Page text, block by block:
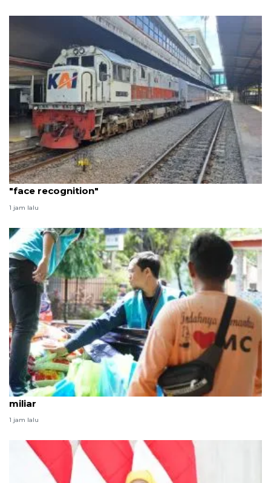
KAI Sumut imbau penumpang gunakan layanan
"face recognition"
1 jam lalu
PLN IP salurkan bantuan berkah Ramadhan Rp2,87
miliar
1 jam lalu